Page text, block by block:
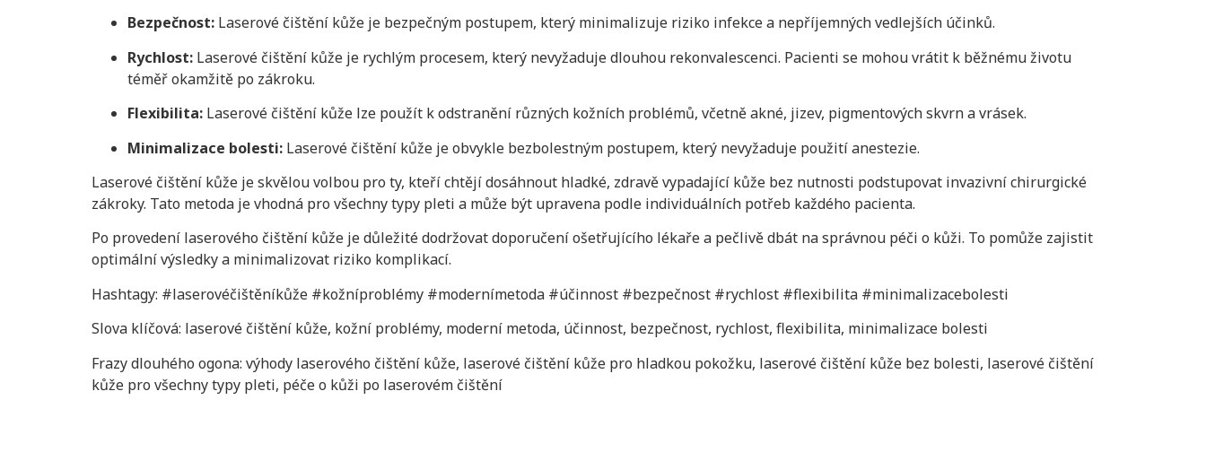
Bezpečnost: Laserové čištění kůže je bezpečným postupem, který minimalizuje riziko infekce a nepříjemných vedlejších účinků.
Rychlost: Laserové čištění kůže je rychlým procesem, který nevyžaduje dlouhou rekonvalescenci. Pacienti se mohou vrátit k běžnému životu
téměř okamžitě po zákroku.
Flexibilita: Laserové čištění kůže lze použít k odstranění různých kožních problémů, včetně akné, jizev, pigmentových skvrn a vrásek.
Minimalizace bolesti: Laserové čištění kůže je obvykle bezbolestným postupem, který nevyžaduje použití anestezie.
Laserové čištění kůže je skvělou volbou pro ty, kteří chtějí dosáhnout hladké, zdravě vypadající kůže bez nutnosti podstupovat invazivní chirurgické
zákroky. Tato metoda je vhodná pro všechny typy pleti a může být upravena podle individuálních potřeb každého pacienta.
Po provedení laserového čištění kůže je důležité dodržovat doporučení ošetřujícího lékaře a pečlivě dbát na správnou péči o kůži. To pomůže zajistit
optimální výsledky a minimalizovat riziko komplikací.
Hashtagy: #laserovéčištěníkůže #kožníproblémy #modernímetoda #účinnost #bezpečnost #rychlost #flexibilita #minimalizacebolesti
Slova klíčová: laserové čištění kůže, kožní problémy, moderní metoda, účinnost, bezpečnost, rychlost, flexibilita, minimalizace bolesti
Frazy dlouhého ogona: výhody laserového čištění kůže, laserové čištění kůže pro hladkou pokožku, laserové čištění kůže bez bolesti, laserové čištění
kůže pro všechny typy pleti, péče o kůži po laserovém čištění